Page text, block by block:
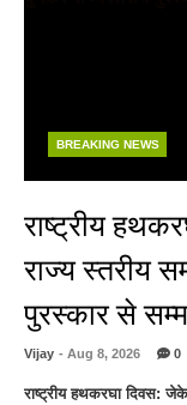
BREAKING NEWS
राष्ट्रीय
राज्य स्तरीय
पुरस्कार से
Vijay - Aug 8, 2026 0
राष्ट्रीय हथकरघा दिवस: